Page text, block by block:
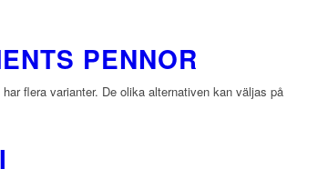
PENNOR
har flera varianter. De olika alternativen kan väljas på